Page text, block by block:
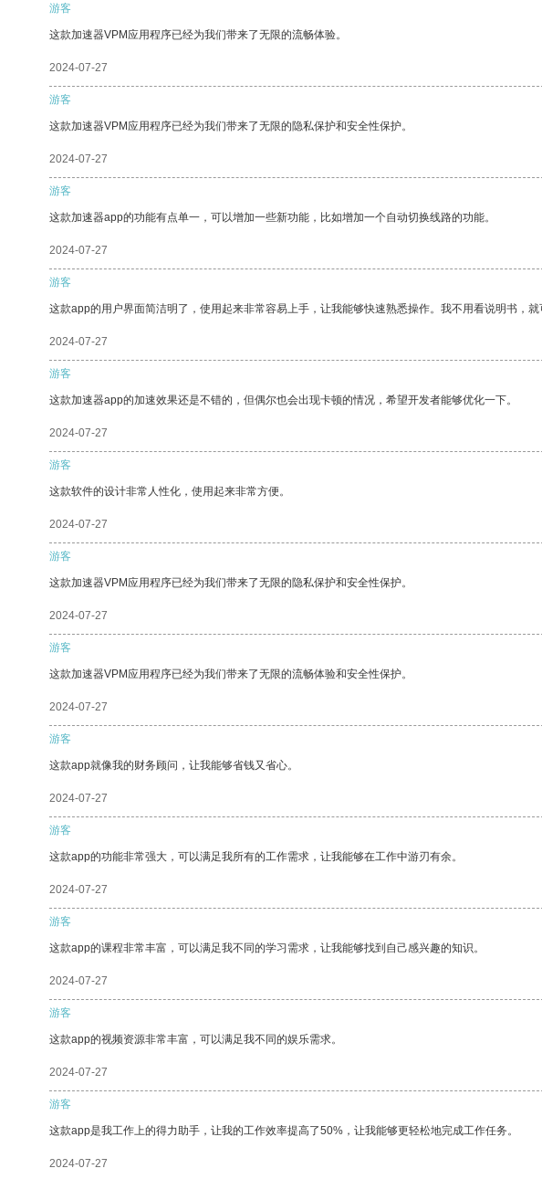
游客
这款加速器VPM应用程序已经为我们带来了无限的流畅体验。
2024-07-27
游客
这款加速器VPM应用程序已经为我们带来了无限的隐私保护和安全性保护。
2024-07-27
游客
这款加速器app的功能有点单一，可以增加一些新功能，比如增加一个自动切换线路的功能。
2024-07-27
游客
这款app的用户界面简洁明了，使用起来非常容易上手，让我能够快速熟悉操作。我不用看说明书，就
2024-07-27
游客
这款加速器app的加速效果还是不错的，但偶尔也会出现卡顿的情况，希望开发者能够优化一下。
2024-07-27
游客
这款软件的设计非常人性化，使用起来非常方便。
2024-07-27
游客
这款加速器VPM应用程序已经为我们带来了无限的隐私保护和安全性保护。
2024-07-27
游客
这款加速器VPM应用程序已经为我们带来了无限的流畅体验和安全性保护。
2024-07-27
游客
这款app就像我的财务顾问，让我能够省钱又省心。
2024-07-27
游客
这款app的功能非常强大，可以满足我所有的工作需求，让我能够在工作中游刃有余。
2024-07-27
游客
这款app的课程非常丰富，可以满足我不同的学习需求，让我能够找到自己感兴趣的知识。
2024-07-27
游客
这款app的视频资源非常丰富，可以满足我不同的娱乐需求。
2024-07-27
游客
这款app是我工作上的得力助手，让我的工作效率提高了50%，让我能够更轻松地完成工作任务。
2024-07-27